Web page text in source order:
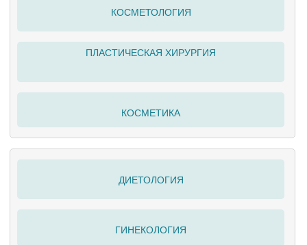
КОСМЕТОЛОГИЯ
ПЛАСТИЧЕСКАЯ ХИРУРГИЯ
КОСМЕТИКА
ДИЕТОЛОГИЯ
ГИНЕКОЛОГИЯ